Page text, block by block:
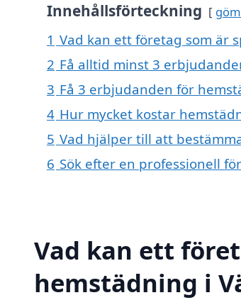
Innehållsförteckning
1 Vad kan ett företag som är
2 Få alltid minst 3
3 Få 3 erbjudanden för
4 Hur mycket kostar
5 Vad hjälper till att
6 Sök efter en professionell
Vad kan ett
hemstädning i